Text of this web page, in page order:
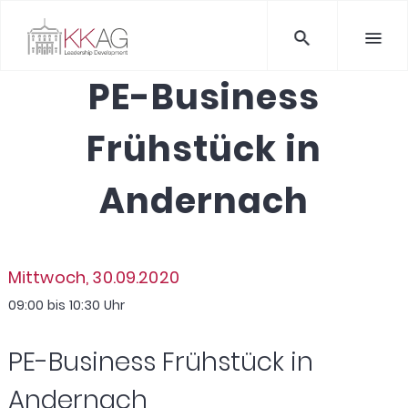
PE-Business
Frühstück in
Andernach
PE-Business Frühstück in
Andernach
Mittwoch, 30.09.2020
09:00 bis 10:30 Uhr